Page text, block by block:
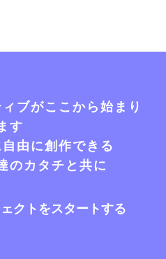
ブがここから始まり
す
由に創作できる
のカタチと共に
クトをスタートする